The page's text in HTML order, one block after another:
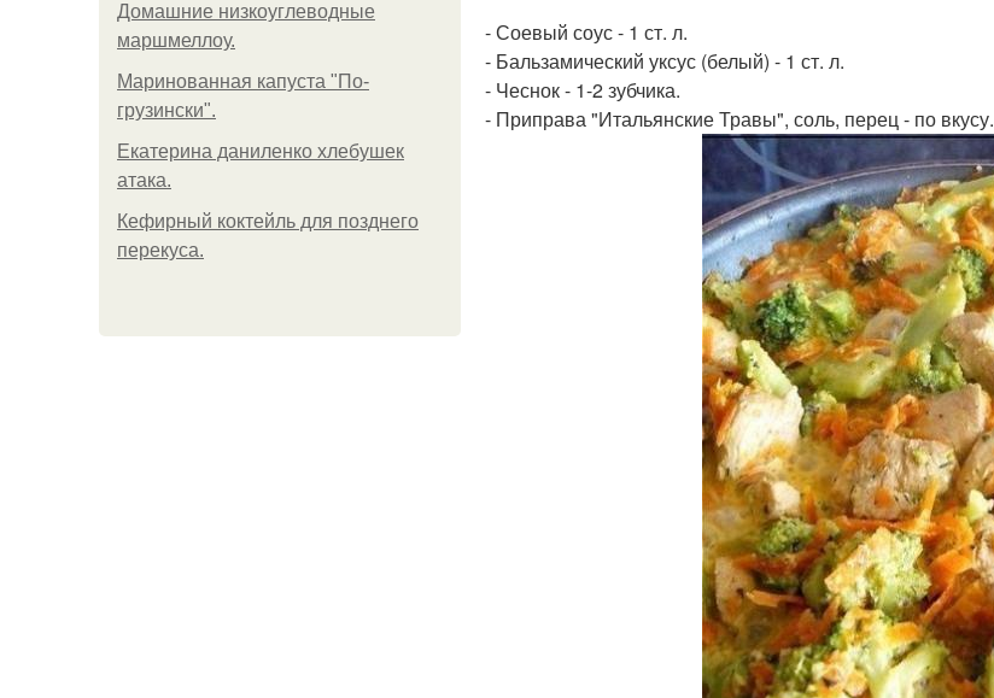
Домашние низкоуглеводные
маршмеллоу.
Маринованная капуста "По-
грузински".
Екатерина даниленко хлебушек
атака.
Кефирный коктейль для позднего
перекуса.
- Соевый соус - 1 ст. л.
- Бальзамический уксус (белый) - 1 ст. л.
- Чеснок - 1-2 зубчика.
- Приправа "Итальянские Травы", соль, перец - по вкусу.